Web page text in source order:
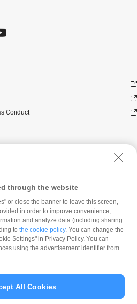
Conduct
社の考え方
Corporation
through the website
or close the banner to leave this screen,
in order to improve convenience,
and analyze data (including sharing
to the cookie policy. You can change the
Settings" in Privacy Policy. You can
using the advertisement identifier from
All Cookies